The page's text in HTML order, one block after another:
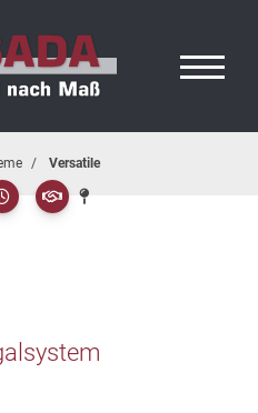
Versatile